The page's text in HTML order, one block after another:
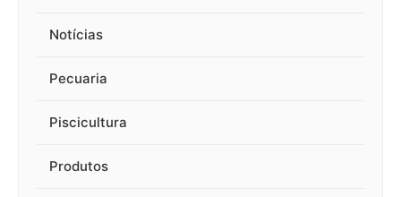
Notícias
Pecuaria
Piscicultura
Produtos